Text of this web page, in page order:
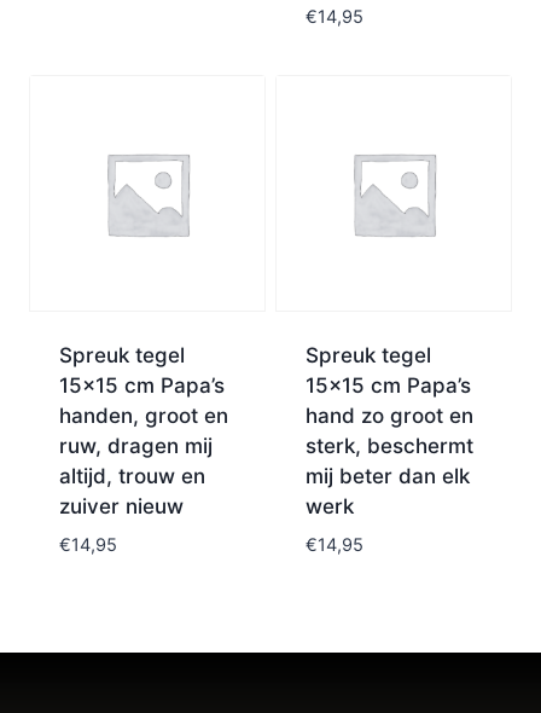
€14,95
Spreuk tegel
15×15 cm Papa’s
handen, groot en
ruw, dragen mij
altijd, trouw en
zuiver nieuw
€14,95
Spreuk tegel
15×15 cm Papa’s
hand zo groot en
sterk, beschermt
mij beter dan elk
werk
€14,95